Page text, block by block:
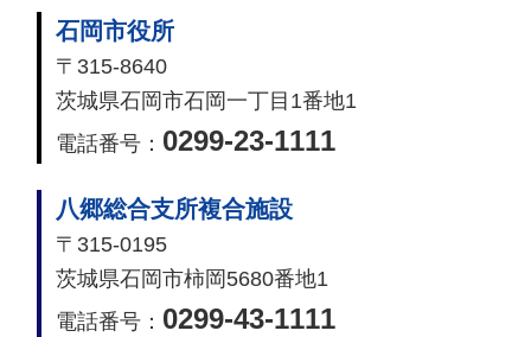
石岡市役所
〒315-8640
茨城県石岡市石岡一丁目1番地1
電話番号： 0299-23-1111
八郷総合支所複合施設
〒315-0195
茨城県石岡市柿岡5680番地1
電話番号： 0299-43-1111